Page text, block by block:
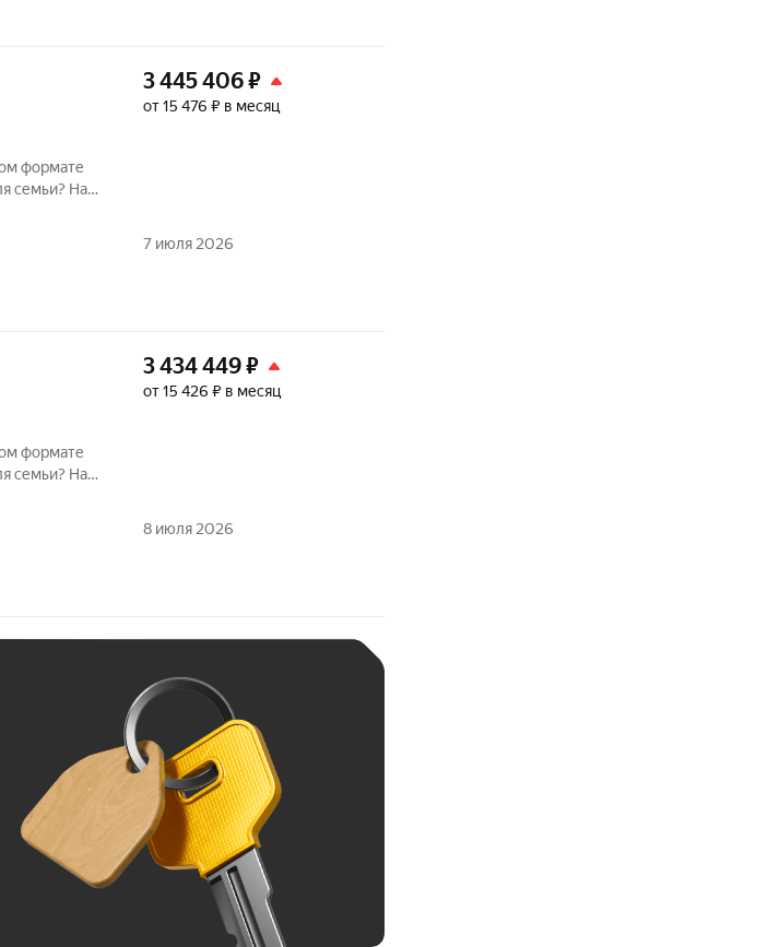
3 445 406₽
от 15 476 ₽ в месяц
7 июля 2026
3 434 449₽
от 15 426 ₽ в месяц
8 июля 2026